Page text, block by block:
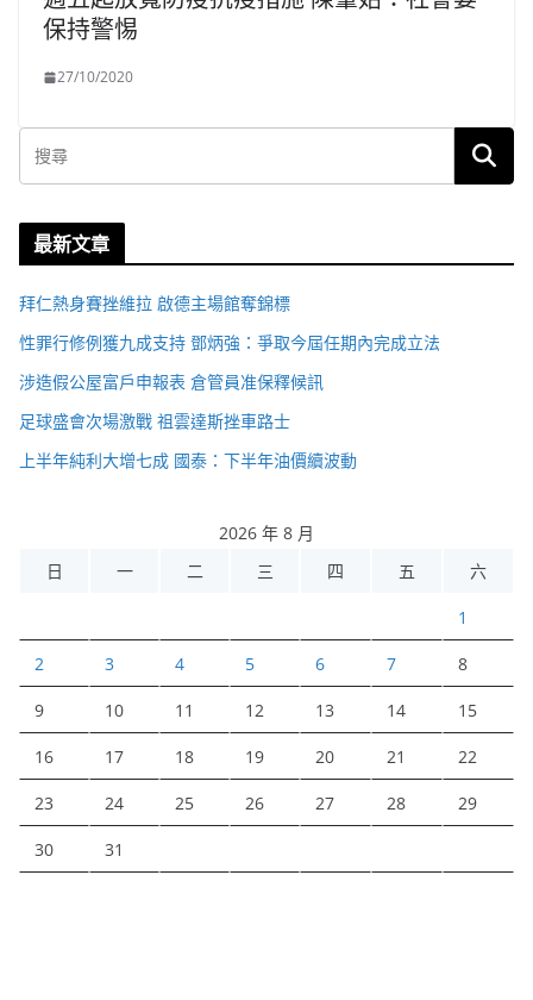
保持警惕
27/10/2020
最新文章
拜仁熱身賽挫維拉 啟德主場館奪錦標
性罪行修例獲九成支持 鄧炳強：爭取今屆任期內完成立法
涉造假公屋富戶申報表 倉管員准保釋候訊
足球盛會次場激戰 祖雲達斯挫車路士
上半年純利大增七成 國泰：下半年油價續波動
2026 年 8 月
日
一 二 三 四 五 六
1
2 3 4 5 6 7 8
9 10 11 12 13 14 15
16 17 18 19 20 21 22
23 24 25 26 27 28 29
30 31